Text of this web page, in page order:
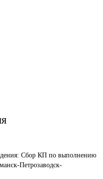
Сбор КП по выполнению
Петрозаводск-